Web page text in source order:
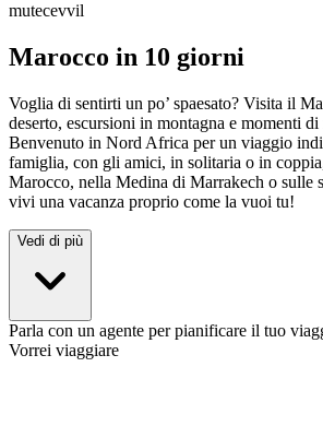
mutecevvil
Marocco in 10 giorni
Voglia di sentirti un po’ spaesato? Visita il
deserto, escursioni in montagna e momenti
Benvenuto in Nord Africa per un viaggio
famiglia, con gli amici, in solitaria o in
Marocco, nella Medina di Marrakech o sulle
vivi una vacanza proprio come la vuoi tu!
Vedi di più
Parla con un agente per pianificare il tuo
Vorrei viaggiare